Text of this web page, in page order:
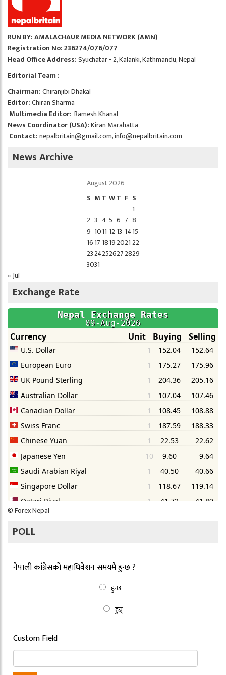
RUN BY: AMALACHAUR MEDIA NETWORK (AMN)
Registration No: 236274/076/077
Head Office Address:Syuchatar - 2, Kalanki, Kathmandu, Nepal
Editorial Team :
Chairman:Chiranjibi Dhakal
Editor:Chiran Sharma
Multimedia Editor: Ramesh Khanal
News Coordinator (USA):Kiran Marahatta
Contact:nepalbritain@gmail.com,info@nepalbritain.com
News Archive
August 2026
S M T WT F S
1
2 3 4 5 6 7 8
9 1011 12 13 1415
1617 1819202122
23242526272829
3031
« Jul
Exchange Rate
©Forex Nepal
POLL
नेपाली कांग्रेसको महाधिवेशन समयमै हुन्छ ?
हुन्छ
हुन्न्
Custom Field